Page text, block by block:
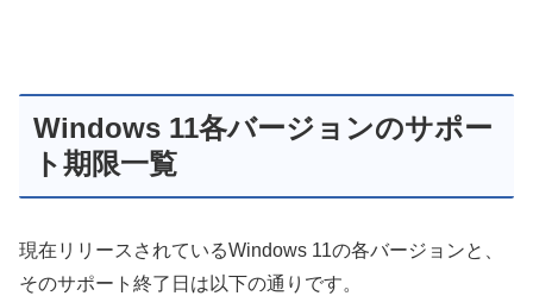
Windows 11各バージョンのサポー
ト期限一覧
現在リリースされているWindows 11の各バージョンと、
そのサポート終了日は以下の通りです。